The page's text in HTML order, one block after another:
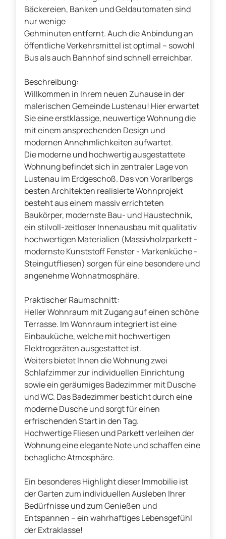
Bäckereien, Banken und Geldautomaten sind
nur wenige
Gehminuten entfernt. Auch die Anbindung an
öffentliche Verkehrsmittel ist optimal – sowohl
Bus als auch Bahnhof sind schnell erreichbar.
Beschreibung:
Willkommen in Ihrem neuen Zuhause in der
malerischen Gemeinde Lustenau! Hier erwartet
Sie eine erstklassige, neuwertige Wohnung die
mit einem ansprechenden Design und
modernen Annehmlichkeiten aufwartet.
Die moderne und hochwertig ausgestattete
Wohnung befindet sich in zentraler Lage von
Lustenau im Erdgeschoß. Das von Vorarlbergs
besten Architekten realisierte Wohnprojekt
besteht aus einem massiv errichteten
Baukörper, modernste Bau- und Haustechnik,
ein stilvoll-zeitloser Innenausbau mit qualitativ
hochwertigen Materialien (Massivholzparkett -
modernste Kunststoff Fenster - Markenküche -
Steingutfliesen) sorgen für eine besondere und
angenehme Wohnatmosphäre.
Praktischer Raumschnitt:
Heller Wohnraum mit Zugang auf einen schöne
Terrasse. Im Wohnraum integriert ist eine
Einbauküche, welche mit hochwertigen
Elektrogeräten ausgestattet ist.
Weiters bietet Ihnen die Wohnung zwei
Schlafzimmer zur individuellen Einrichtung
sowie ein geräumiges Badezimmer mit Dusche
und WC. Das Badezimmer besticht durch eine
moderne Dusche und sorgt für einen
erfrischenden Start in den Tag.
Hochwertige Fliesen und Parkett verleihen der
Wohnung eine elegante Note und schaffen eine
behagliche Atmosphäre.
Ein besonderes Highlight dieser Immobilie ist
der Garten zum individuellen Ausleben Ihrer
Bedürfnisse und zum Genießen und
Entspannen – ein wahrhaftiges Lebensgefühl
der Extraklasse!